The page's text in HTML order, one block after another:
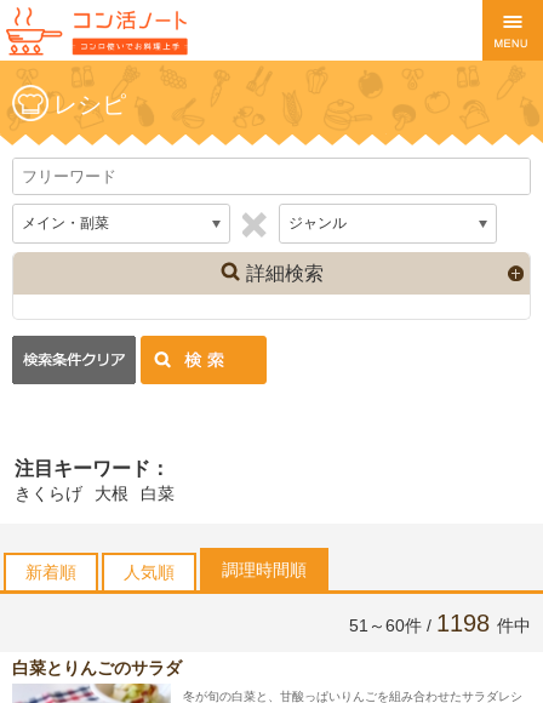
レシピ
詳細検索
注目キーワード：
きくらげ 大根 白菜
新着順 人気順 調理時間順
51～60件 / 1198 件中
白菜とりんごのサラダ
冬が旬の白菜と、甘酸っぱいりんごを組み合わせたサラダレシ